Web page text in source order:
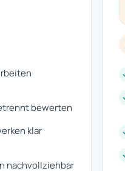
bewerten
klar
nachvollziehbar